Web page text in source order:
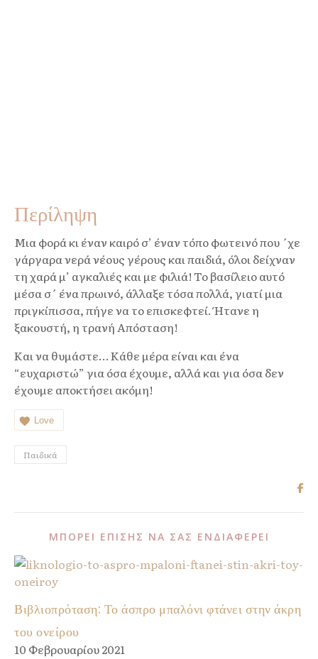
Περίληψη
Μια φορά κι έναν καιρό σ’ έναν τόπο φωτεινό που ΄χε
γάργαρα νερά νέους γέρους και παιδιά, όλοι δείχναν
τη χαρά μ’ αγκαλιές και με φιλιά! Το βασίλειο αυτό
μέσα σ΄ ένα πρωινό, άλλαξε τόσα πολλά, γιατί μια
πριγκίπισσα, πήγε να το επισκεφτεί. Ήτανε η
ξακουστή, η τρανή Απόσταση!
Και να θυμάστε… Κάθε μέρα είναι και ένα
“ευχαριστώ” για όσα έχουμε, αλλά και για όσα δεν
έχουμε αποκτήσει ακόμη!
Love
Παιδικά
ΜΠΟΡΕΊ ΕΠΊΣΗΣ ΝΑ ΣΑΣ ΕΝΔΙΑΦΈΡΕΙ
Βιβλιοπρόταση: Το άσπρο μπαλόνι φτάνει στην άκρη
του ονείρου
10 Φεβρουαρίου 2021